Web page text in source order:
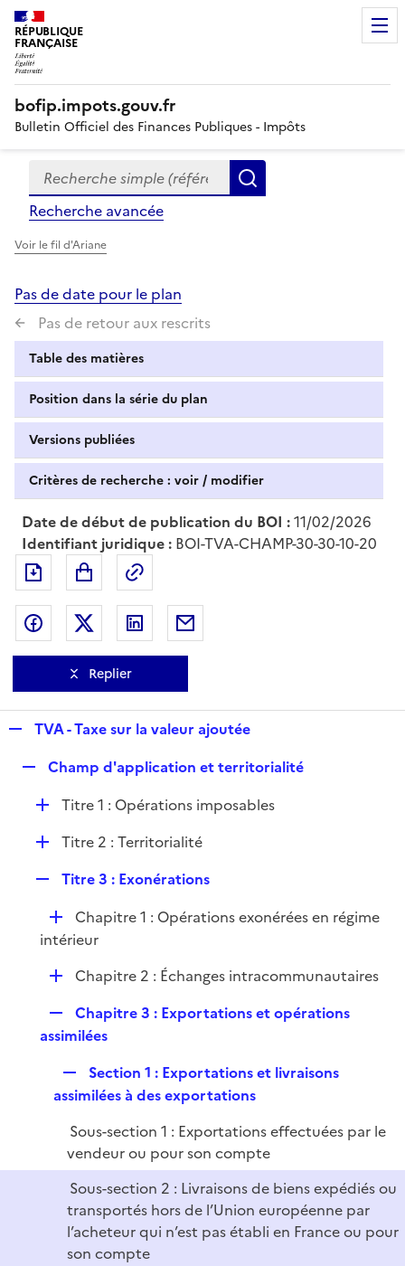
RÉPUBLIQUE
FRANÇAISE
bofip.impots.gouv.fr
Bulletin Officiel des Finances Publiques - Impôts
Formulaire
de
recherche
Recherche simple (références, mots clés, partie du
Recherche avancée
Voir le fil d'Ariane
Pas de date pour le plan
Pas de retour aux rescrits
Table des matières
Position dans la série du plan
Versions publiées
Critères de recherche : voir / modifier
Date de début de publication du BOI :11/02/2026
Identifiant juridique : BOI-TVA-CHAMP-30-30-10-20
Exporter le document au format pdf
Partager sur Facebook
Partager sur Twitter
Partager sur LinkedIn
Replier
p
TVA - Taxe sur la valeur ajoutée
p
l
i
e
Champ d'application et territorialité
D
e
r
Titre 1 : Opérations imposables
D
l
i
e
r
Titre 2 : Territorialité
p
l
i
e
r
Titre 3 : Exonérations
D
é
r
Chapitre 1 : Opérations exonérées en régime
intérieur
D
p
l
r
Chapitre 2 : Échanges intracommunautaires
e
l
i
e
r
Chapitre 3 : Exportations et opérations
assimilées
e
l
i
Section 1 : Exportations et livraisons
assimilées à des exportations
Sous-section 1 : Exportations effectuées par le
vendeur ou pour son compte
Sous-section 2 : Livraisons de biens expédiés ou
transportés hors de l’Union européenne par
l’acheteur qui n’est pas établi en France ou pour
son compte